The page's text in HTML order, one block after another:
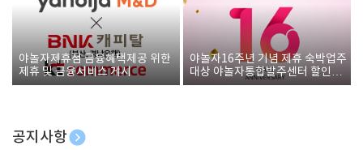
야놀자제휴점 금융혜택제공 위한
제휴 및 금융서비스 게시
야놀자16주년 기념 제휴 숙박업주
대상 야놀자통합발주센터 할인쿠
폰 증정
공지사항
[호텔업] 개인정보 처리방침 개정본1 (19.09.02)